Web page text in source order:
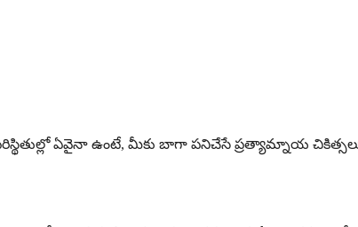
ఏవైనా ఉంటే, మీకు బాగా పనిచేసే ప్రత్యామ్నాయ